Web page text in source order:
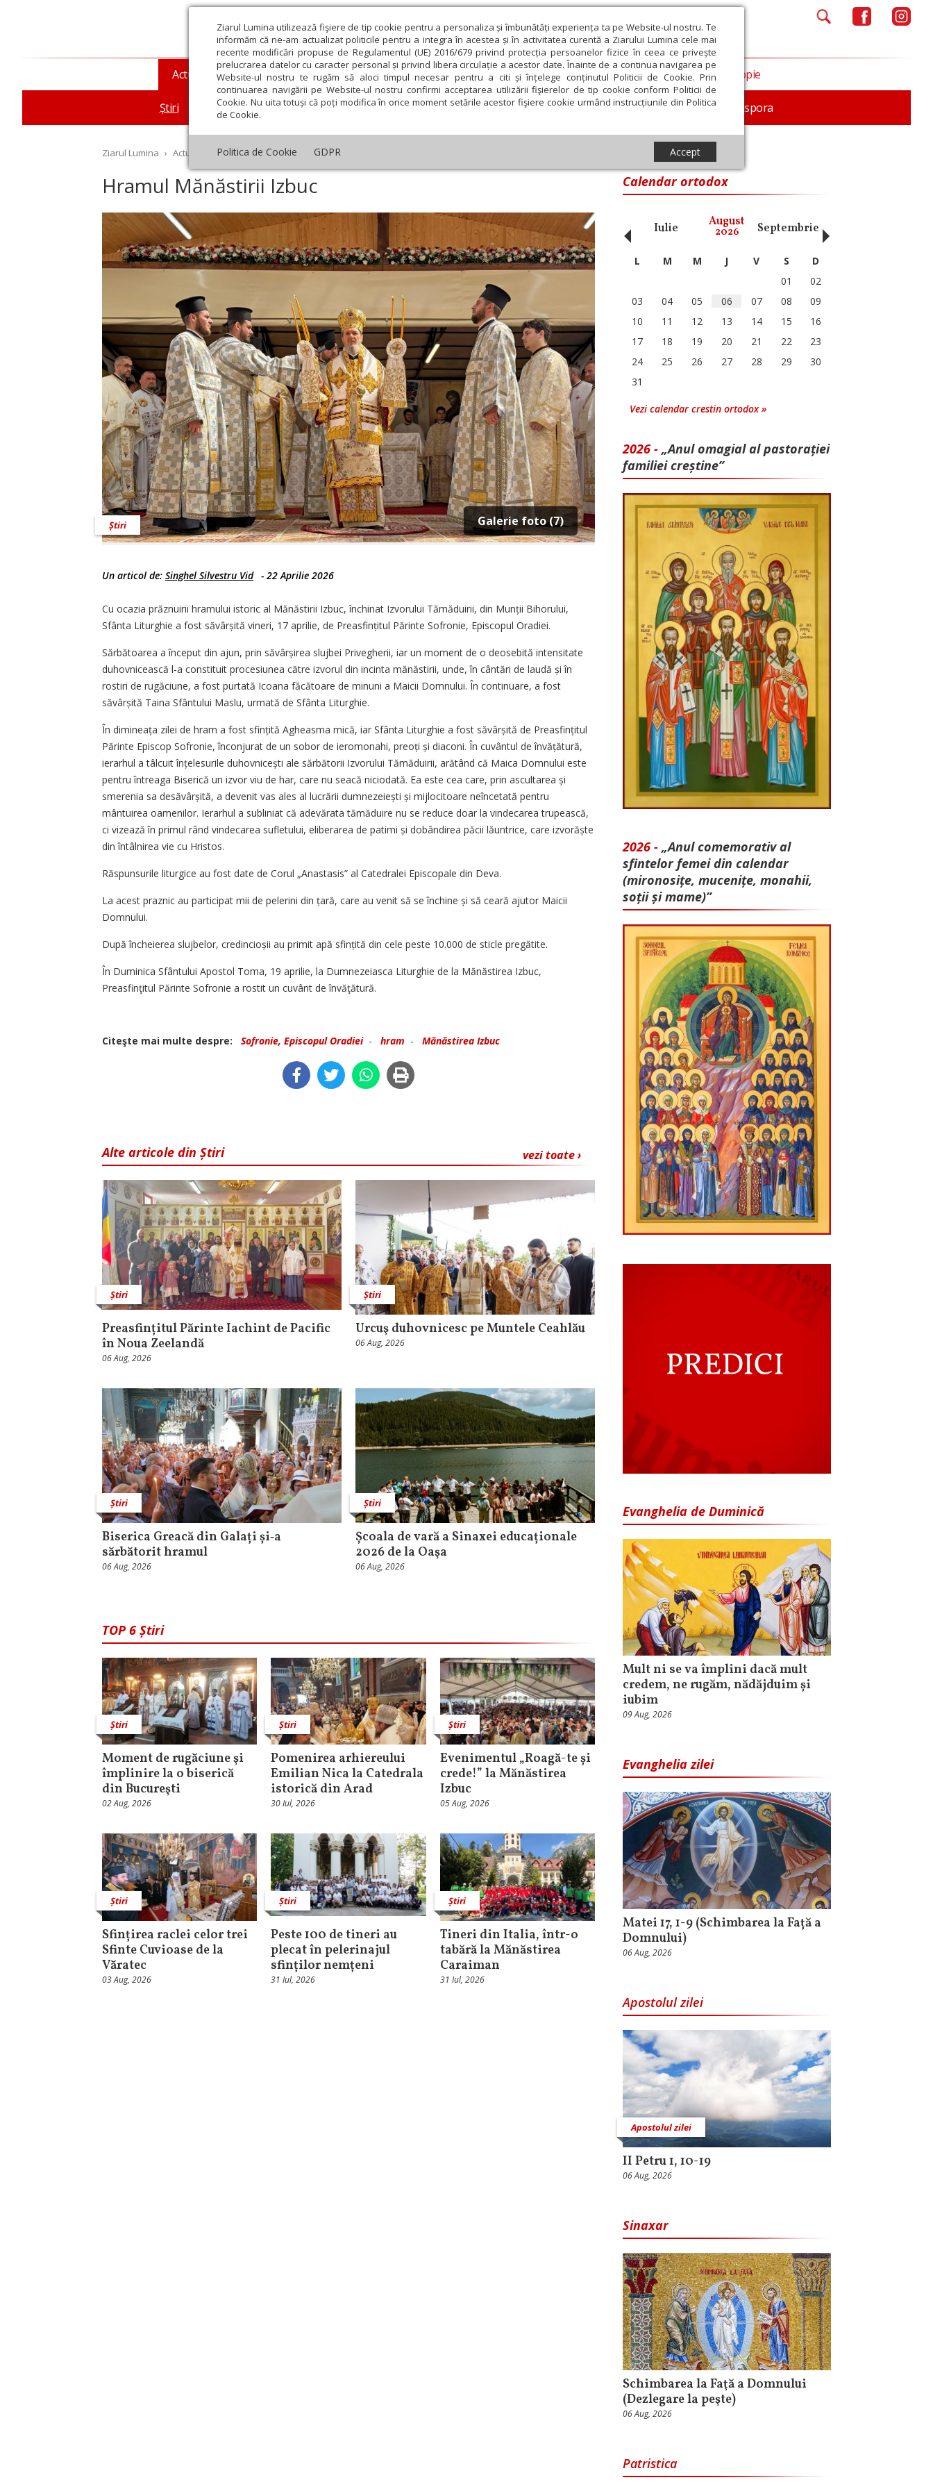
Ziarul Lumina utilizează fişiere de tip cookie pentru a personaliza și îmbunătăți experiența ta pe Website-ul nostru. Te
informăm că ne-am actualizat politicile pentru a integra în acestea și în activitatea curentă a Ziarului Lumina cele mai
recente modificări propuse de Regulamentul (UE) 2016/679 privind protecția persoanelor fizice în ceea ce privește
prelucrarea datelor cu caracter personal și privind libera circulație a acestor date. Înainte de a continua navigarea pe
Website-ul nostru te rugăm să aloci timpul necesar pentru a citi și înțelege conținutul Politicii de Cookie. Prin
continuarea navigării pe Website-ul nostru confirmi acceptarea utilizării fişierelor de tip cookie conform Politicii de
Cookie. Nu uita totuși că poți modifica în orice moment setările acestor fişiere cookie urmând instrucțiunile din Politica
de Cookie.
Politica de Cookie GDPR Accept
Actualitate religioasă
Știri Mesaje și cuvântări An omagial Comunicate de presă Documentar In memoriam Diaspora
Teologie și spiritualitate Educaţie și Cultură Societate Opinii Filantropie
Ziarul Lumina › Actualitate religioasă › Știri › Hramul Mănăstirii Izbuc
Hramul Mănăstirii Izbuc
Galerie foto (7)
Știri
Un articol de: Singhel Silvestru Vid - 22 Aprilie 2026
Cu ocazia prăznuirii hramului istoric al Mănăstirii Izbuc, închinat Izvorului Tămăduirii, din Munții Bihorului,
Sfânta Liturghie a fost săvârșită vineri, 17 aprilie, de Prea­sfințitul Părinte Sofronie, Episcopul Oradiei.
Sărbătoarea a început din ajun, prin săvârșirea slujbei Privegherii, iar un moment de o deosebită intensitate
duhovnicească l-a constituit procesiunea către izvorul din incinta mănăstirii, unde, în cântări de laudă și în
rostiri de rugăciune, a fost purtată Icoana făcătoare de minuni a Maicii Domnului. În continuare, a fost
săvârșită Taina Sfântului Maslu, urmată de Sfânta Liturghie.
În dimineața zilei de hram a fost sfințită Agheasma mică, iar Sfânta Liturghie a fost săvârșită de Prea­sfințitul
Părinte Episcop Sofronie, înconjurat de un sobor de ieromonahi, preoți și diaconi. În cuvântul de învățătură,
ierarhul a tâlcuit înțelesurile duhovnicești ale sărbătorii Izvorului Tămăduirii, arătând că Maica Domnului este
pentru întreaga Biserică un izvor viu de har, care nu seacă niciodată. Ea este cea care, prin ascultarea și
smerenia sa desăvârșită, a devenit vas ales al lucrării dumnezeiești și mijlocitoare neîncetată pentru
mântuirea oamenilor. Ierarhul a subliniat că adevărata tămăduire nu se reduce doar la vindecarea trupească,
ci vizează în primul rând vindecarea sufletului, eliberarea de patimi și dobândirea păcii lăuntrice, care izvorăște
din întâlnirea vie cu Hristos.
Răspunsurile liturgice au fost date de Corul „Anastasis” al Catedralei Episcopale din Deva.
La acest praznic au participat mii de pelerini din țară, care au venit să se închine și să ceară ajutor Maicii
Domnului.
După încheierea slujbelor, cre­dincioșii au primit apă sfințită din cele peste 10.000 de sticle pregătite.
În Duminica Sfântului Apostol Toma, 19 aprilie, la Dumnezeiasca Liturghie de la Mănăstirea Izbuc,
Preasfinţitul Părinte Sofronie a rostit un cuvânt de învăţătură.
Citeşte mai multe despre: Sofronie, Episcopul Oradiei- hram - Mănăstirea Izbuc
vezi toate ›
Alte articole din Știri
Știri
Preasfințitul Părinte Iachint de Pacific
în Noua Zeelandă
06 Aug, 2026
Știri
Urcuş duhovnicesc pe Muntele Ceahlău
06 Aug, 2026
Știri
Biserica Greacă din Galați și‑a
sărbătorit hramul
06 Aug, 2026
Știri
Școala de vară a Sinaxei educaționale
2026 de la Oaşa
06 Aug, 2026
TOP 6 Știri
Știri
Moment de rugăciune şi
împlinire la o biserică
din Bucureşti
02 Aug, 2026
Știri
Pomenirea arhiereului
Emilian Nica la Catedrala
istorică din Arad
30 Iul, 2026
Știri
Evenimentul „Roagă-te și
crede!” la Mănăstirea
Izbuc
05 Aug, 2026
Știri
Sfințirea raclei celor trei
Sfinte Cuvioase de la
Văratec
03 Aug, 2026
Știri
Peste 100 de tineri au
plecat în pelerinajul
sfinților nemțeni
31 Iul, 2026
Știri
Tineri din Italia, într-o
tabără la Mănăstirea
Caraiman
31 Iul, 2026
Calendar ortodox
Octombrie Noiembrie Decembrie Ianuarie Februarie Martie Aprilie Mai Iunie Iulie August
2026 Septembrie Octombrie
‹ L M M J V S
D
01
02
03
04 05 06 07 08
09
10
11 12 13 14 15
16
17
18 19 20 21 22
23
24
25 26 27 28 29
30
31
Vezi calendar crestin ortodox »
2026 - „Anul omagial al pastorației
familiei creștine”
2026 - „Anul comemorativ al
sfintelor femei din calendar
(mironosițe, mu­cenițe, monahii,
soții și mame)”
Evanghelia de Duminică
Mult ni se va împlini dacă mult
credem, ne rugăm, nădăjduim și
iubim
09 Aug, 2026
Evanghelia zilei
Matei 17, 1-9 (Schimbarea la Față a
Domnului)
06 Aug, 2026
Apostolul zilei
Apostolul zilei
II Petru 1, 10-19
06 Aug, 2026
Sinaxar
Schimbarea la Faţă a Domnului
(Dezlegare la peşte)
06 Aug, 2026
Patristica